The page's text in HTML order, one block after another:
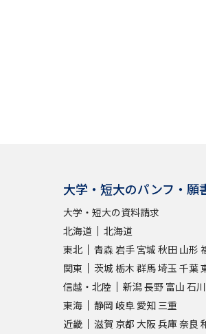
大学・短大のパンフ・願
大学・短大の資料請求
北海道
北海道
東北
青森 岩手 宮城 秋田 山形
関東
茨城 栃木 群馬埼玉 千葉
信越・北陸
新潟長野 富山 石川
東海
静岡 岐阜 愛知 三重
近畿
滋賀 京都 大阪兵庫奈良